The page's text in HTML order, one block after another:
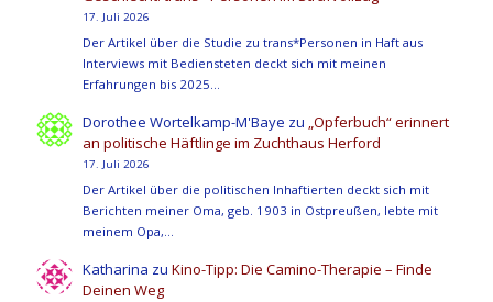
17. Juli 2026
Der Artikel über die Studie zu trans*Personen in Haft aus
Interviews mit Bediensteten deckt sich mit meinen
Erfahrungen bis 2025…
Dorothee Wortelkamp-M'Baye zu „Opferbuch“ erinnert
an politische Häftlinge im Zuchthaus Herford
17. Juli 2026
Der Artikel über die politischen Inhaftierten deckt sich mit
Berichten meiner Oma, geb. 1903 in Ostpreußen, lebte mit
meinem Opa,…
Katharina zuKino-Tipp: Die Camino-Therapie – Finde
Deinen Weg